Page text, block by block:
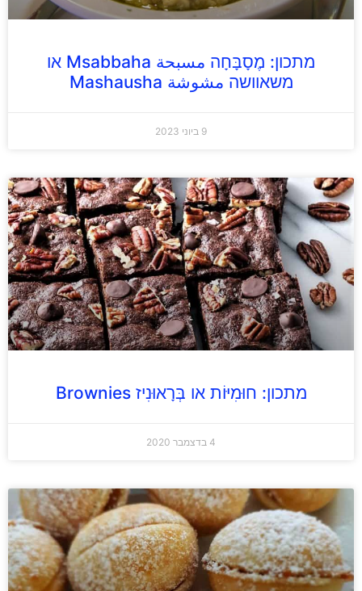
מתכון: מֶסָבָּחָה مسبحة Msabbaha או
משאוושה مشوشة Mashausha
9 ביוני 2023
מתכון: חוּמִיּוֹת או בְּרָאוּנִיז Brownies
4 בדצמבר 2020